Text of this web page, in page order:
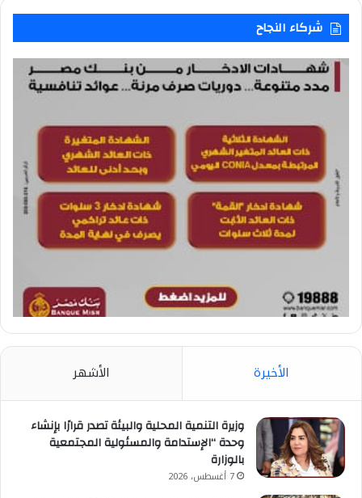
شركاء النجاح
الأخيرة الأشهر
وزيرة التنمية المحلية والبيئة تصدر قرارًا بإنشاء
وحدة “الإستدامة والمسئولية المجتمعية
بالوزارة
7 أغسطس، 2026